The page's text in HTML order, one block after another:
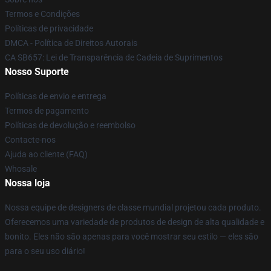
Termos e Condições
Políticas de privacidade
DMCA - Política de Direitos Autorais
CA SB657: Lei de Transparência de Cadeia de Suprimentos
Nosso Suporte
Políticas de envio e entrega
Termos de pagamento
Políticas de devolução e reembolso
Contacte-nos
Ajuda ao cliente (FAQ)
Whosale
Nossa loja
Nossa equipe de designers de classe mundial projetou cada produto.
Oferecemos uma variedade de produtos de design de alta qualidade e
bonito. Eles não são apenas para você mostrar seu estilo — eles são
para o seu uso diário!